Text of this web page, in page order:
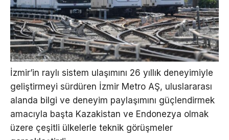
İzmir’in raylı sistem ulaşımını 26 yıllık deneyimiyle
geliştirmeyi sürdüren İzmir Metro AŞ, uluslararası
alanda bilgi ve deneyim paylaşımını güçlendirmek
amacıyla başta Kazakistan ve Endonezya olmak
üzere çeşitli ülkelerle teknik görüşmeler